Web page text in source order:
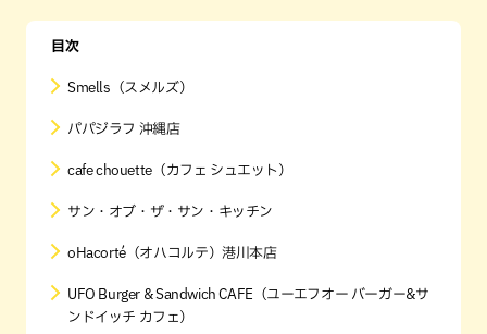
目次
Smells（スメルズ）
パパジラフ 沖縄店
cafe chouette（カフェ シュエット）
サン・オブ・ザ・サン・キッチン
oHacorté（オハコルテ）港川本店
UFO Burger & Sandwich CAFE（ユーエフオー バーガー&サ
ンドイッチ カフェ）